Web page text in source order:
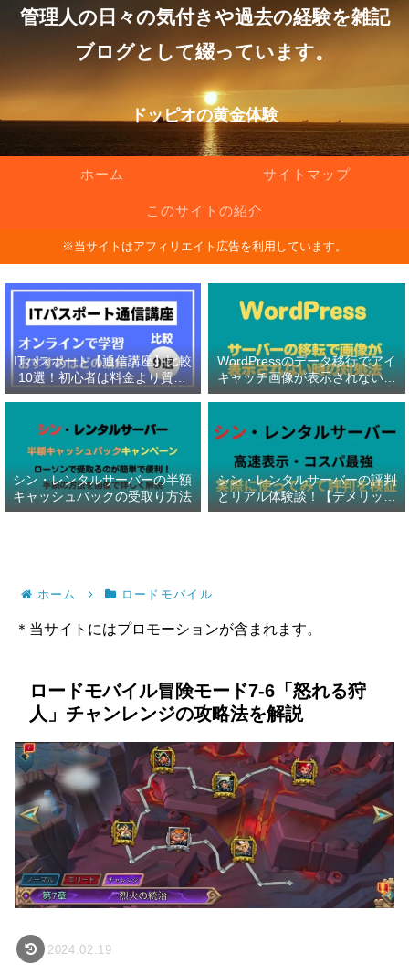
管理人の日々の気付きや過去の経験を雑記
ブログとして綴っています。
ドッピオの黄金体験
ホーム サイトマップ
このサイトの紹介
※当サイトはアフィリエイト広告を利用しています。
ITパスポート【通信講座】比較
10選！初心者は料金より質問
対応の有無を重視！
WordPressのデータ移行でアイ
キャッチ画像が表示されない原
因と対処法
シン・レンタルサーバーの半額
キャッシュバックの受取り方法
シン・レンタルサーバーの評判
とリアル体験談！【デメリット
暴露】
ホーム ロードモバイル
＊当サイトにはプロモーションが含まれます。
ロードモバイル冒険モード7-6「怒れる狩
人」チャンレンジの攻略法を解説
2024.02.19